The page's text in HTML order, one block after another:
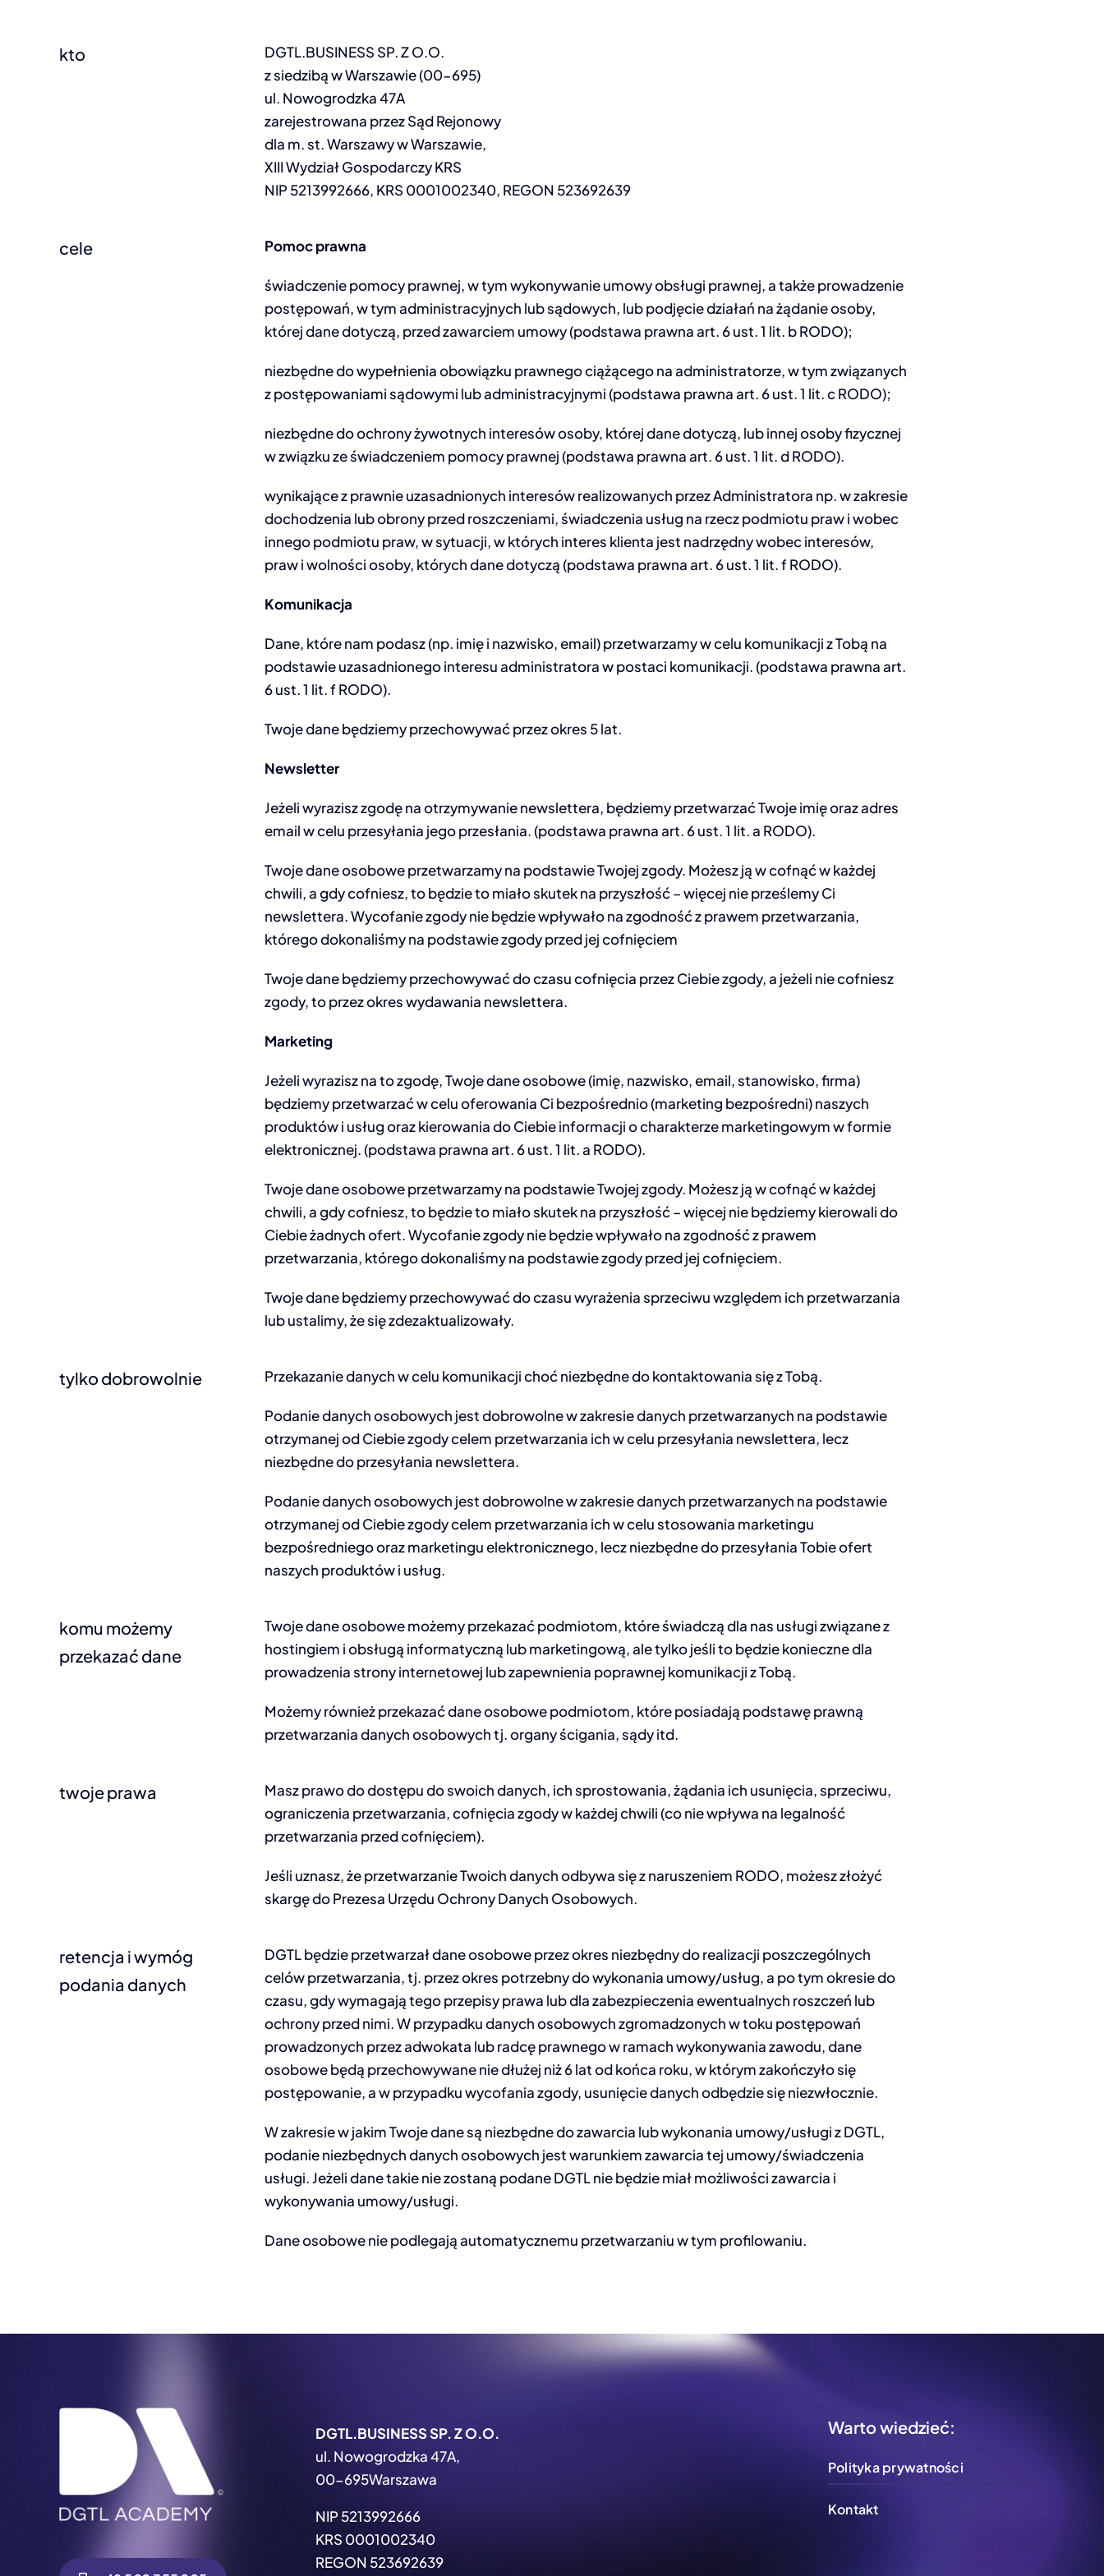
kto
DGTL.BUSINESS SP. Z O.O.
z siedzibą w Warszawie (00-695)
ul. Nowogrodzka 47A
zarejestrowana przez Sąd Rejonowy
dla m. st. Warszawy w Warszawie,
XIII Wydział Gospodarczy KRS
NIP 5213992666, KRS 0001002340, REGON 523692639
cele Pomoc prawna
świadczenie pomocy prawnej, w tym wykonywanie umowy obsługi prawnej, a także prowadzenie
postępowań, w tym administracyjnych lub sądowych, lub podjęcie działań na żądanie osoby,
której dane dotyczą, przed zawarciem umowy (podstawa prawna art. 6 ust. 1 lit. b RODO);
niezbędne do wypełnienia obowiązku prawnego ciążącego na administratorze, w tym związanych
z postępowaniami sądowymi lub administracyjnymi (podstawa prawna art. 6 ust. 1 lit. c RODO);
niezbędne do ochrony żywotnych interesów osoby, której dane dotyczą, lub innej osoby fizycznej
w związku ze świadczeniem pomocy prawnej (podstawa prawna art. 6 ust. 1 lit. d RODO).
wynikające z prawnie uzasadnionych interesów realizowanych przez Administratora np. w zakresie
dochodzenia lub obrony przed roszczeniami, świadczenia usług na rzecz podmiotu praw i wobec
innego podmiotu praw, w sytuacji, w których interes klienta jest nadrzędny wobec interesów,
praw i wolności osoby, których dane dotyczą (podstawa prawna art. 6 ust. 1 lit. f RODO).
Komunikacja
Dane, które nam podasz (np. imię i nazwisko, email) przetwarzamy w celu komunikacji z Tobą na
podstawie uzasadnionego interesu administratora w postaci komunikacji. (podstawa prawna art.
6 ust. 1 lit. f RODO).
Twoje dane będziemy przechowywać przez okres 5 lat.
Newsletter
Jeżeli wyrazisz zgodę na otrzymywanie newslettera, będziemy przetwarzać Twoje imię oraz adres
email w celu przesyłania jego przesłania. (podstawa prawna art. 6 ust. 1 lit. a RODO).
Twoje dane osobowe przetwarzamy na podstawie Twojej zgody. Możesz ją w cofnąć w każdej
chwili, a gdy cofniesz, to będzie to miało skutek na przyszłość – więcej nie prześlemy Ci
newslettera. Wycofanie zgody nie będzie wpływało na zgodność z prawem przetwarzania,
którego dokonaliśmy na podstawie zgody przed jej cofnięciem
Twoje dane będziemy przechowywać do czasu cofnięcia przez Ciebie zgody, a jeżeli nie cofniesz
zgody, to przez okres wydawania newslettera.
Marketing
Jeżeli wyrazisz na to zgodę, Twoje dane osobowe (imię, nazwisko, email, stanowisko, firma)
będziemy przetwarzać w celu oferowania Ci bezpośrednio (marketing bezpośredni) naszych
produktów i usług oraz kierowania do Ciebie informacji o charakterze marketingowym w formie
elektronicznej. (podstawa prawna art. 6 ust. 1 lit. a RODO).
Twoje dane osobowe przetwarzamy na podstawie Twojej zgody. Możesz ją w cofnąć w każdej
chwili, a gdy cofniesz, to będzie to miało skutek na przyszłość – więcej nie będziemy kierowali do
Ciebie żadnych ofert. Wycofanie zgody nie będzie wpływało na zgodność z prawem
przetwarzania, którego dokonaliśmy na podstawie zgody przed jej cofnięciem.
Twoje dane będziemy przechowywać do czasu wyrażenia sprzeciwu względem ich przetwarzania
lub ustalimy, że się zdezaktualizowały.
tylko dobrowolnie Przekazanie danych w celu komunikacji choć niezbędne do kontaktowania się z Tobą.
Podanie danych osobowych jest dobrowolne w zakresie danych przetwarzanych na podstawie
otrzymanej od Ciebie zgody celem przetwarzania ich w celu przesyłania newslettera, lecz
niezbędne do przesyłania newslettera.
Podanie danych osobowych jest dobrowolne w zakresie danych przetwarzanych na podstawie
otrzymanej od Ciebie zgody celem przetwarzania ich w celu stosowania marketingu
bezpośredniego oraz marketingu elektronicznego, lecz niezbędne do przesyłania Tobie ofert
naszych produktów i usług.
komu możemy
przekazać dane
Twoje dane osobowe możemy przekazać podmiotom, które świadczą dla nas usługi związane z
hostingiem i obsługą informatyczną lub marketingową, ale tylko jeśli to będzie konieczne dla
prowadzenia strony internetowej lub zapewnienia poprawnej komunikacji z Tobą.
Możemy również przekazać dane osobowe podmiotom, które posiadają podstawę prawną
przetwarzania danych osobowych tj. organy ścigania, sądy itd.
twoje prawa
Masz prawo do dostępu do swoich danych, ich sprostowania, żądania ich usunięcia, sprzeciwu,
ograniczenia przetwarzania, cofnięcia zgody w każdej chwili (co nie wpływa na legalność
przetwarzania przed cofnięciem).
Jeśli uznasz, że przetwarzanie Twoich danych odbywa się z naruszeniem RODO, możesz złożyć
skargę do Prezesa Urzędu Ochrony Danych Osobowych.
retencja i wymóg
podania danych
DGTL będzie przetwarzał dane osobowe przez okres niezbędny do realizacji poszczególnych
celów przetwarzania, tj. przez okres potrzebny do wykonania umowy/usług, a po tym okresie do
czasu, gdy wymagają tego przepisy prawa lub dla zabezpieczenia ewentualnych roszczeń lub
ochrony przed nimi. W przypadku danych osobowych zgromadzonych w toku postępowań
prowadzonych przez adwokata lub radcę prawnego w ramach wykonywania zawodu, dane
osobowe będą przechowywane nie dłużej niż 6 lat od końca roku, w którym zakończyło się
postępowanie, a w przypadku wycofania zgody, usunięcie danych odbędzie się niezwłocznie.
W zakresie w jakim Twoje dane są niezbędne do zawarcia lub wykonania umowy/usługi z DGTL,
podanie niezbędnych danych osobowych jest warunkiem zawarcia tej umowy/świadczenia
usługi. Jeżeli dane takie nie zostaną podane DGTL nie będzie miał możliwości zawarcia i
wykonywania umowy/usługi.
Dane osobowe nie podlegają automatycznemu przetwarzaniu w tym profilowaniu.
DGTL.BUSINESS SP. Z O.O.
ul. Nowogrodzka 47A,
00-695Warszawa
NIP 5213992666
KRS 0001002340
REGON 523692639
Warto wiedzieć:
Polityka prywatności
Kontakt